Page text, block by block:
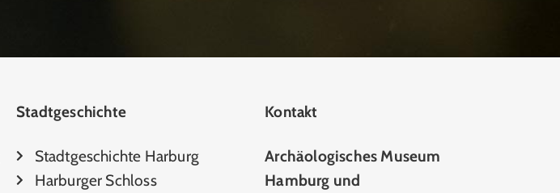
Stadtgeschichte
Stadtgeschichte Harburg
Harburger Schloss
Kontakt
Archäologisches Museum
Hamburg und